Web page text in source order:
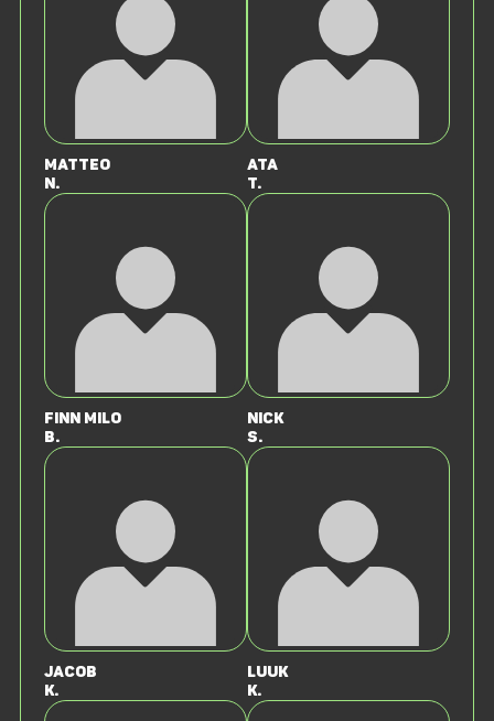
Matteo
N.
Ata
T.
Finn Milo
B.
Nick
S.
Jacob
K.
Luuk
K.